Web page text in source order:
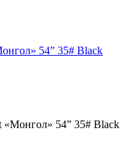
54” 35# Black